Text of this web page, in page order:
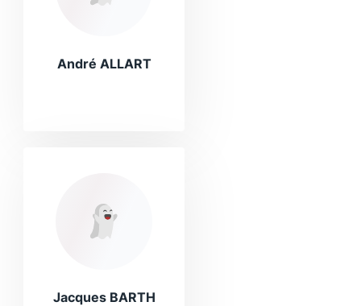
André ALLART
Jacques BARTH